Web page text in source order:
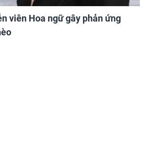
viên Hoa ngữ gây phản ứng